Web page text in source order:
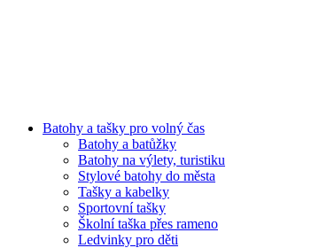
Batohy a tašky pro volný čas
Batohy a batůžky
Batohy na výlety, turistiku
Stylové batohy do města
Tašky a kabelky
Sportovní tašky
Školní taška přes rameno
Ledvinky pro děti